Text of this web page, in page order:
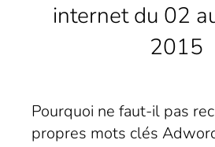
internet du 02
2015
Pourquoi ne faut-il pas
propres mots clés